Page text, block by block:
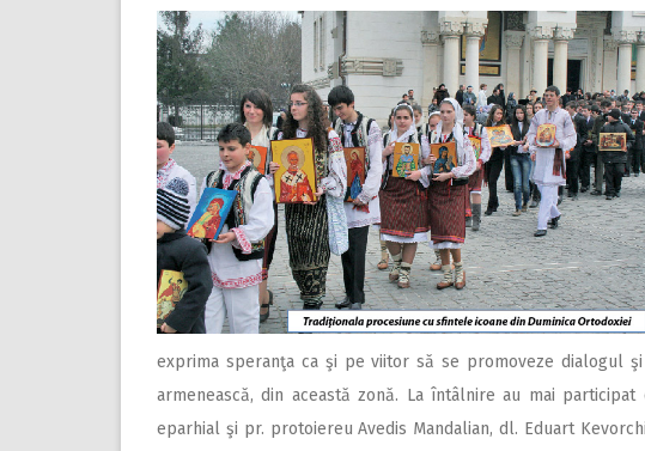
exprima speranţa ca şi pe viitor să se promoveze dialogul
armenească, din această zonă. La întâlnire au mai
eparhial şi pr. protoiereu Avedis Mandalian, dl. Eduart